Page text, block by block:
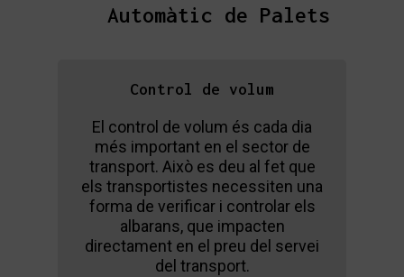
Automàtic de Palets
Control de volum
El control de volum és cada dia
més important en el sector de
transport. Això es deu al fet que
els transportistes necessiten una
forma de verificar i controlar els
albarans, que impacten
directament en el preu del servei
del transport.